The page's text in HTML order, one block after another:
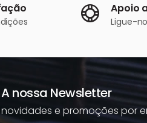
Apoio
Ligue-
A nossa Newsletter
e promoções por